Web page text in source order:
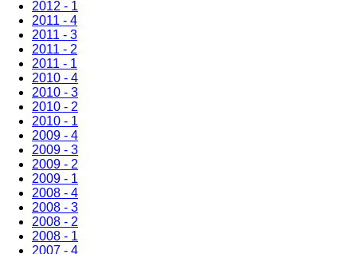
2012 - 1
2011 - 4
2011 - 3
2011 - 2
2011 - 1
2010 - 4
2010 - 3
2010 - 2
2010 - 1
2009 - 4
2009 - 3
2009 - 2
2009 - 1
2008 - 4
2008 - 3
2008 - 2
2008 - 1
2007 - 4